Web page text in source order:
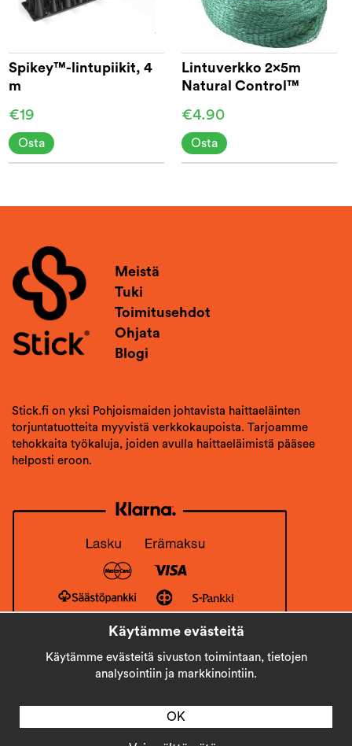
Spikey™-lintupiikit, 4
m
€19
Osta
Lintuverkko 2x5m
Natural Control™
€4.90
Osta
Meistä
Tuki
Toimitusehdot
Ohjata
Blogi
Stick.fi on yksi Pohjoismaiden johtavista haittaeläinten
torjuntatuotteita myyvistä verkkokaupoista. Tarjoamme
tehokkaita työkaluja, joiden avulla haittaeläimistä pääsee
helposti eroon.
Käytämme evästeitä
Käytämme evästeitä sivuston toimintaan, tietojen
analysointiin ja markkinointiin.
OK